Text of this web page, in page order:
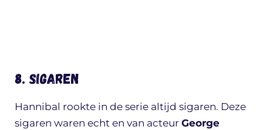
8. Sigaren
Hannibal rookte in de serie altijd sigaren. Deze
sigaren waren echt en van acteur George